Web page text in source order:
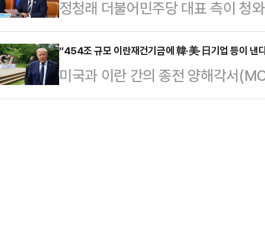
스러운 매력을 발산했다.하지만 일
다는 반응을 보였다. …
선관위는 전국 지방자치단체들에
110%'를 기준으로 확보하도록 요
지만 실제 집행액은 편성액의
나타났다.지역별 예산 집행률은
(79.2%)·경남(75.2%)…
정청래 더불어민주당 대표 측이 청
해석을 경계했다.김진욱 민주당 당
'김준우 뉴스 정면승부'에 출연해
하며 "보고 좀 이해가 안 간 부분이
나라는 생각을 다시 한번 하지 않을
“454조 규모 이란재건기금에 韓·美·日기업 등이 낸
미국과 이란 간의 종전 양해각서
의 이란재건기금을 조성하는 방안